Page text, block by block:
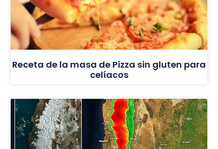
Receta de la masa de Pizza sin gluten para
celíacos